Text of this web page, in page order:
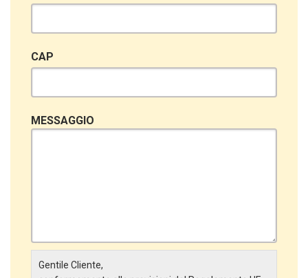
CAP
MESSAGGIO
Gentile Cliente,